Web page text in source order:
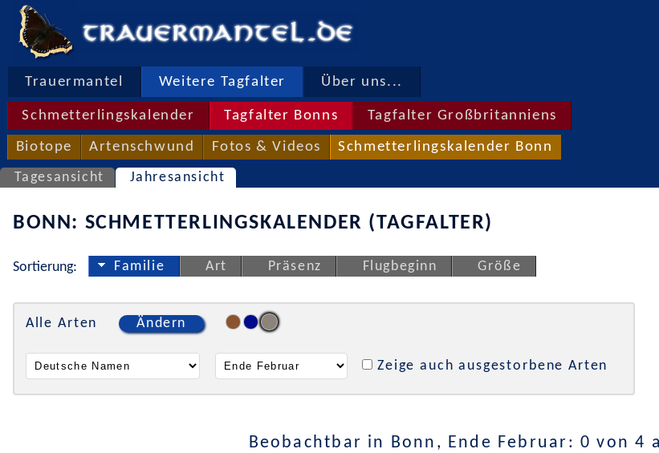
Trauermantel Weitere Tagfalter Über uns...
Schmetterlingskalender Tagfalter Bonns Tagfalter Großbritanniens
Biotope Artenschwund Fotos & Videos Schmetterlingskalender Bonn
Tagesansicht Jahresansicht
BONN: SCHMETTERLINGSKALENDER (TAGFALTER)
Sortierung: Familie Art Präsenz Flugbeginn Größe
Alle Arten Ändern
Zeige auch ausgestorbene Arten
Beobachtbar in Bonn, Ende Februar: 0 von 4